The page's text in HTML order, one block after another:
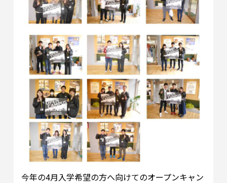
今年の4月入学希望の方へ向けてのオープンキャン